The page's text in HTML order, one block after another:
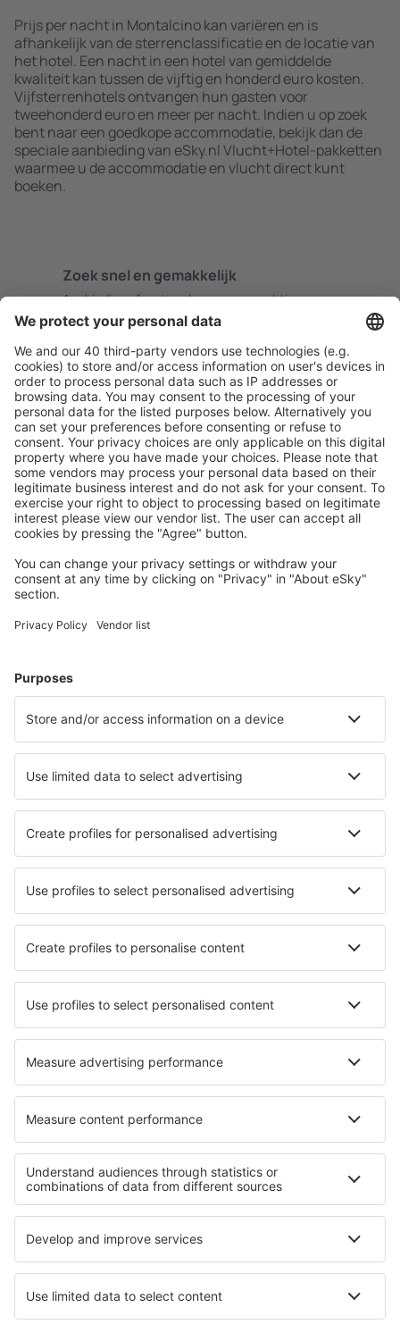
Prijs per nacht in Montalcino kan variëren en is
afhankelijk van de sterrenclassificatie en de locatie van
het hotel. Een nacht in een hotel van gemiddelde
kwaliteit kan tussen de vijftig en honderd euro kosten.
Vijfsterrenhotels ontvangen hun gasten voor
tweehonderd euro en meer per nacht. Indien u op zoek
bent naar een goedkope accommodatie, bekijk dan de
speciale aanbieding van eSky.nl Vlucht+Hotel-pakketten
waarmee u de accommodatie en vlucht direct kunt
boeken.
Zoek snel en gemakkelijk
Aanbieding afgestemd op uw verwachtingen.
Plan veilig
Zorgeloos boeken met gratiss annuleringsopties.
Bespaar meer
Reisaanbiedingen en speciale aanbiedingen voor
geregistreerde gebruikers.
Accommodaties die u bevallen
Kies uit meer dan 1,3 miljoen accommodaties: hotels,
Meest gezochte hotels door eSky-gebruikers
Hotels in Florence Hotels in Napels Hotels in Rome
Hotels in Viterbo Hotels in Monopoli Hotels in Stresa
Hotels in Sorrento
Beste hotels - steden
Hotels in Carefree Hotels in Dinteloord
Hotels in Halstock Hotels in Aubignosc
Hotels Degana Hotels in Ribera De Cardos
Hotels in Lochau Hotels in Upper Saddle River
Beste hotels - regio's
Hotels op Sicilië Hotels aan de Rimini Coast
Hotels in Val di Sole Hotels op Sardinië
Hotels in Lombardy Hotels Macha Area
Hotels in Dobrich Hotels in Nationaal park Wolin
Hotels in Saxony Hotels in West Pomeranian